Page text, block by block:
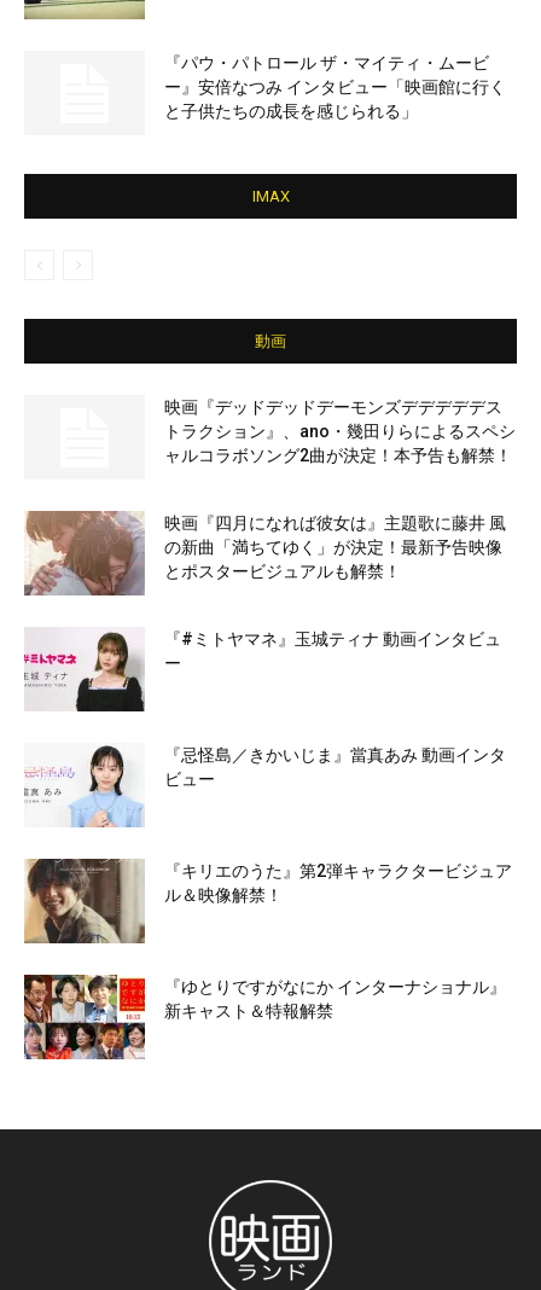
『パウ・パトロール ザ・マイティ・ムービ
ー』安倍なつみ インタビュー「映画館に行く
と子供たちの成長を感じられる」
IMAX
動画
映画『デッドデッドデーモンズデデデデデス
トラクション』、ano・幾田りらによるスペシ
ャルコラボソング2曲が決定！本予告も解禁！
映画『四月になれば彼女は』主題歌に藤井 風
の新曲「満ちてゆく」が決定！最新予告映像
とポスタービジュアルも解禁！
『#ミトヤマネ』玉城ティナ 動画インタビュ
ー
『忌怪島／きかいじま』當真あみ 動画インタ
ビュー
『キリエのうた』第2弾キャラクタービジュア
ル＆映像解禁！
『ゆとりですがなにか インターナショナル』
新キャスト＆特報解禁